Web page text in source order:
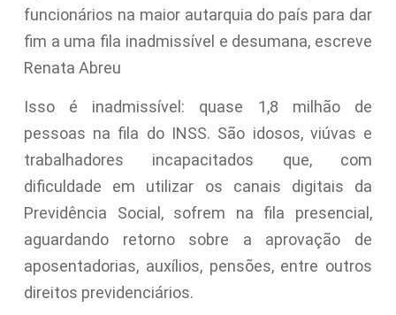
funcionários na maior autarquia do país para dar
fim a uma fila inadmissível e desumana, escreve
Renata Abreu
Isso é inadmissível: quase 1,8 milhão de
pessoas na fila do INSS. São idosos, viúvas e
trabalhadores incapacitados que, com
dificuldade em utilizar os canais digitais da
Previdência Social, sofrem na fila presencial,
aguardando retorno sobre a aprovação de
aposentadorias, auxílios, pensões, entre outros
direitos previdenciários.